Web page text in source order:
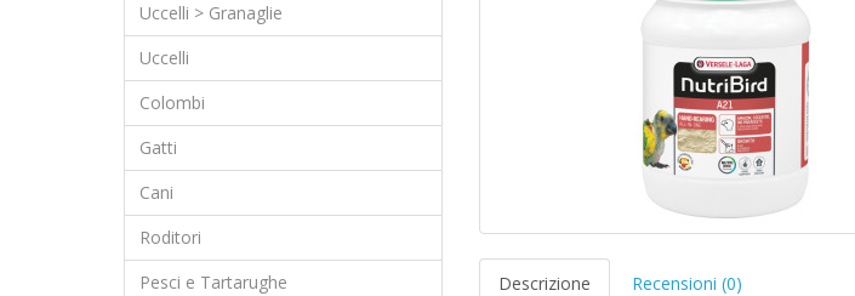
Uccelli > Granaglie
Uccelli
Colombi
Gatti
Cani
Roditori
Pesci e Tartarughe
Descrizione Recensioni (0)